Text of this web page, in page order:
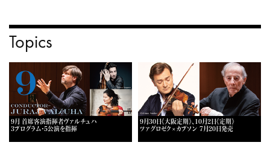
Topics
9月 首席客演指揮者ヴァルチュハ
3プログラム・5公演を指揮
9月30日《大阪定期》、10月2日《定期》
ツァグロゼク×カプソン 7月20日発売